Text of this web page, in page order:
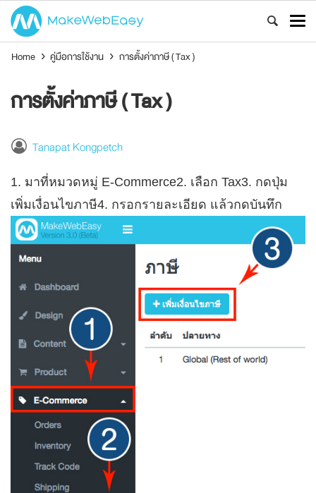
Home › คู่มือการใช้งาน › การตั้งค่าภาษี ( Tax )
การตั้งค่าภาษี ( Tax )
Tanapat Kongpetch
1. มาที่หมวดหมู่ E-Commerce2. เลือก Tax3. กดปุ่ม
เพิ่มเงื่อนไขภาษี4. กรอกรายละเอียด แล้วกดบันทึก